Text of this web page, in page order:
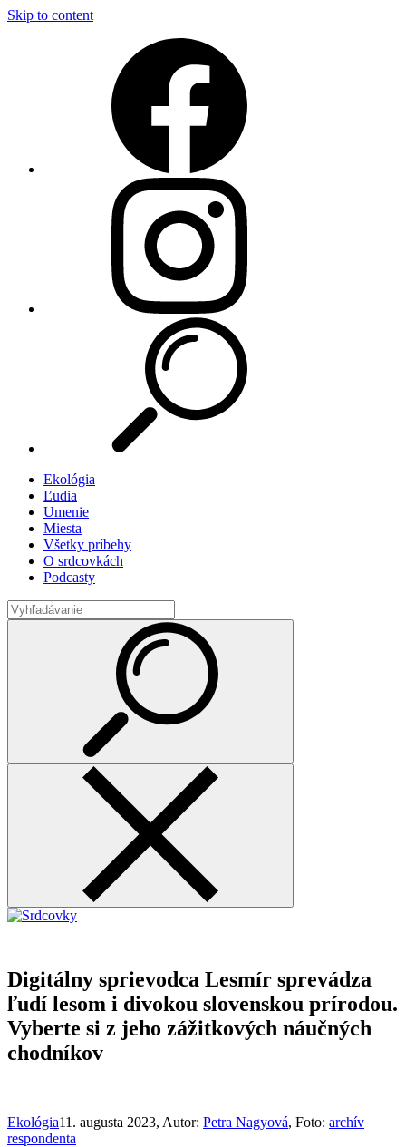
Skip to content
Ekológia
Ľudia
Umenie
Miesta
Všetky príbehy
O srdcovkách
Podcasty
Digitálny sprievodca Lesmír sprevádza
ľudí lesom i divokou slovenskou prírodou.
Vyberte si z jeho zážitkových náučných
chodníkov
Ekológia11. augusta 2023, Autor: Petra Nagyová, Foto: archív
respondenta